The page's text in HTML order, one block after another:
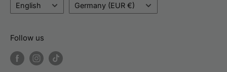
specialties from Asia, America, Russia, Turkey,
from Cologne, Germany.
Language
English Country/Region
Germany (EUR €)
Follow us